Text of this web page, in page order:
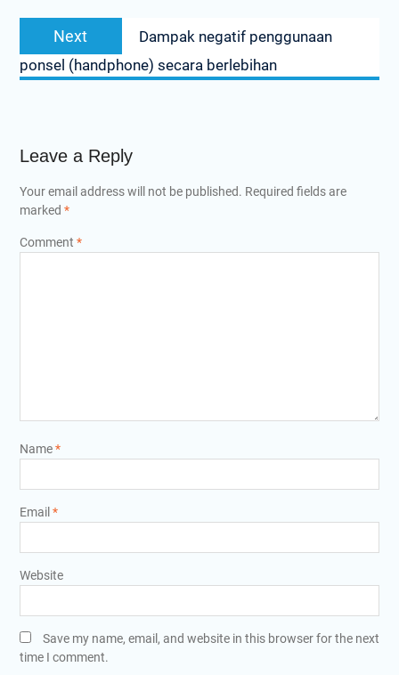
Next
post:
Dampak negatif penggunaan
ponsel (handphone) secara berlebihan
Leave a Reply
Your email address will not be published. Required fields are
marked *
Comment *
Name*
Email *
Website
Save my name, email, and website in this browser for the next
time I comment.